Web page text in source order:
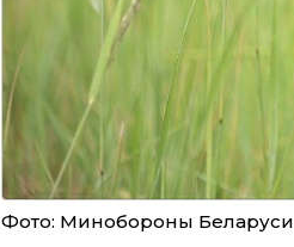
Фото: Минобороны Беларуси